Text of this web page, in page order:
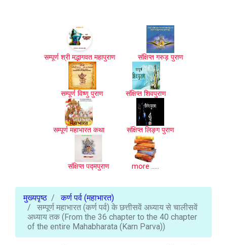
सम्पूर्ण श्री मद्भागवत महापुराण संक्षिप्त गरुड़ पुराण
सम्पूर्ण विष्णु पुराण संक्षिप्त शिवपुराण
सम्पूर्ण महाभारत कथा संक्षिप्त लिङ्ग पुराण
संक्षिप्त पद्मपुराण more .....
मुख्यपृष्ठ
कर्ण पर्व (महाभारत)
सम्पूर्ण महाभारत (कर्ण पर्व) के छत्तीसवें अध्याय से चालीसवें
अध्याय तक (From the 36 chapter to the 40 chapter
of the entire Mahabharata (Karn Parva))